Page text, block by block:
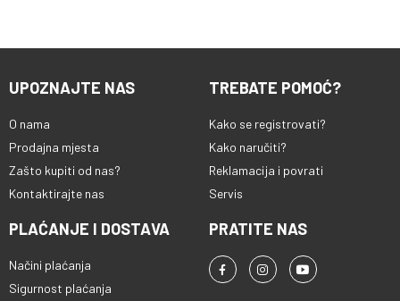
UPOZNAJTE NAS
O nama
Prodajna mjesta
Zašto kupiti od nas?
Kontaktirajte nas
TREBATE POMOĆ?
Kako se registrovati?
Kako naručiti?
Reklamacija i povrati
Servis
PLAĆANJE I DOSTAVA
Načini plaćanja
Sigurnost plaćanja
PRATITE NAS